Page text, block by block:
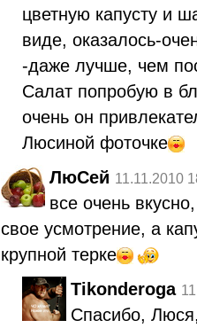
цветную капусту и
виде, оказалось-
-даже лучше, чем
Салат попробую в
очень он
Люсиной фоточке
ЛюСей 11.11.2010
все очень
свое усмотрение, а
крупной терке
Tikonderoga
Спасибо,